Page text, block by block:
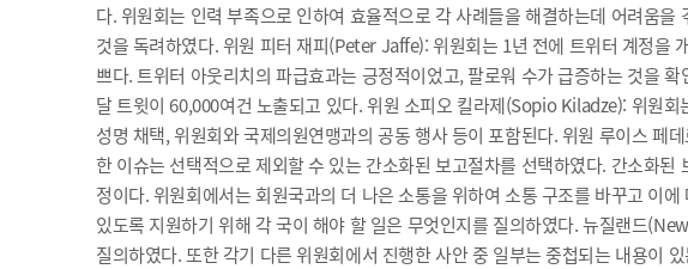
요
행
사
다. 위원회는 인력 부족으로 인하여 효율적으로 각 사례들을 해결하는데 어려움
것을 독려하였다. 위원 피터 재피(Peter Jaffe): 위원회는 1년 전에 트위터 계정
쁘다. 트위터 아웃리치의 파급효과는 긍정적이었고, 팔로워 수가 급증하는 것을
달 트윗이 60,000여건 노출되고 있다. 위원 소피오 킬라제(Sopio Kiladze): 위원
성명 채택, 위원회와 국제의원연맹과의 공동 행사 등이 포함된다. 위원 루이스
한 이슈는 선택적으로 제외할 수 있는 간소화된 보고절차를 선택하였다. 간소화
정이다. 위원회에서는 회원국과의 더 나은 소통을 위하여 소통 구조를 바꾸고 이
있도록 지원하기 위해 각 국이 해야 할 일은 무엇인지를 질의하였다. 뉴질랜드
질의하였다. 또한 각기 다른 위원회에서 진행한 사안 중 일부는 중첩되는 내용이